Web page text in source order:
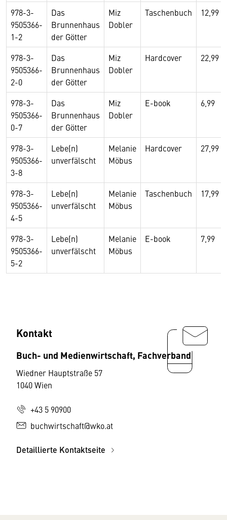
978-3-
9505366-
1-2
Das
Brunnenhaus
der Götter
Miz
Dobler
Taschenbuch 12,99
978-3-
9505366-
2-0
Das
Brunnenhaus
der Götter
Miz
Dobler
Hardcover 22,99
978-3-
9505366-
0-7
Das
Brunnenhaus
der Götter
Miz
Dobler
E-book 6,99
978-3-
9505366-
3-8
Lebe(n)
unverfälscht
Melanie
Möbus
Hardcover 27,99
978-3-
9505366-
4-5
Lebe(n)
unverfälscht
Melanie
Möbus
Taschenbuch 17,99
978-3-
9505366-
5-2
Lebe(n)
unverfälscht
Melanie
Möbus
E-book 7,99
Kontakt
Buch- und Medienwirtschaft, Fachverband
Wiedner Hauptstraße 57
1040 Wien
+43 5 90900
buchwirtschaft@wko.at
Detaillierte Kontaktseite